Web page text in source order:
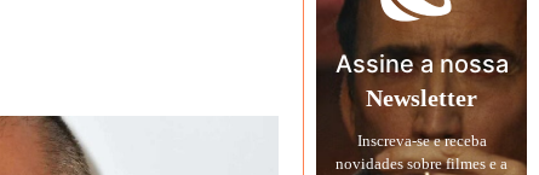
Assine a nossa
Newsletter
Inscreva-se e receba
novidades sobre filmes e a